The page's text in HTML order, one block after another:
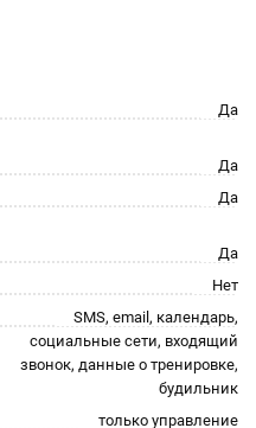
Да
Да
Да
Да
Нет
SMS, email, календарь,
социальные сети, входящий
звонок, данные о тренировке,
будильник
только управление